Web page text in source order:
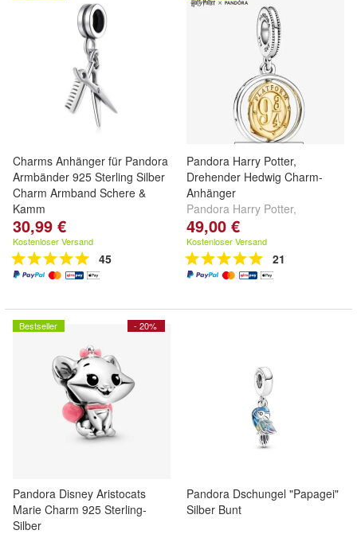
Charms Anhänger für Pandora
Armbänder 925 Sterling Silber
Charm Armband Schere &
Kamm
30,99 €
Kostenloser Versand
45
Pandora Harry Potter,
Drehender Hedwig Charm-
Anhänger
Pandora Harry Potter,
Drehender Hedwig Charm-
Anhänger
49,00 €
Kostenloser Versand
21
- 20%
Bestseller
Pandora Disney Aristocats
Marie Charm 925 Sterling-
Silber
Pandora Dschungel "Papagei"
Silber Bunt